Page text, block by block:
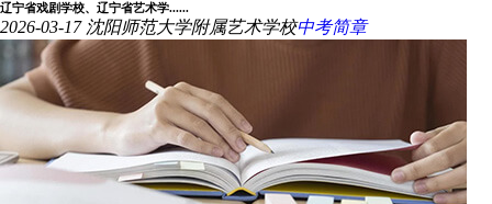
辽宁省戏剧学校、辽宁省艺术学......
2026-03-17 沈阳师范大学附属艺术学校中考简章